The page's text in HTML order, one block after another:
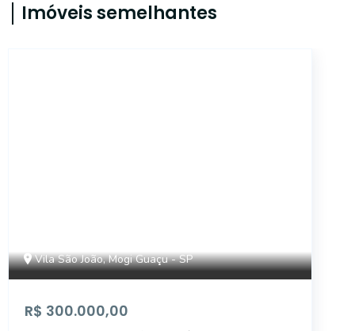
Imóveis semelhantes
Vila São João, Mogi Guaçu - SP
R$ 300.000,00